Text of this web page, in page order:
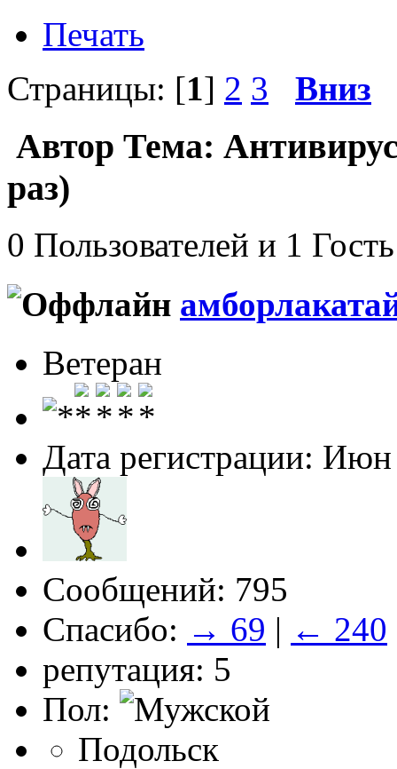
Печать
Страницы: [1] 2 3 Вниз
Автор Тема:
раз)
0 Пользователей и 1
Ветеран
Дата регистрации:
Сообщений: 795
Спасибо: → 69 | ← 240
репутация: 5
Пол:
Подольск